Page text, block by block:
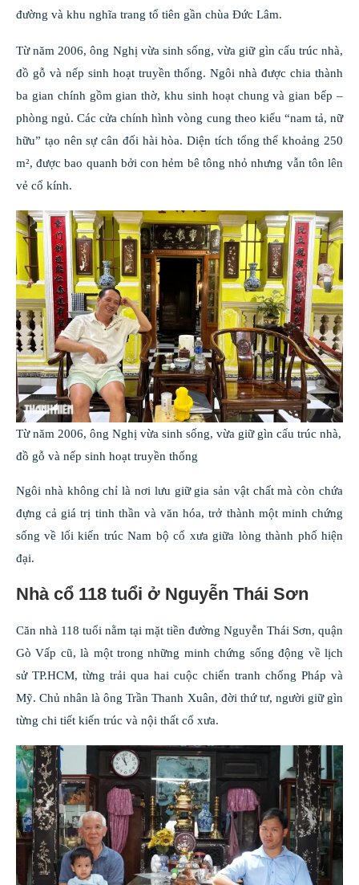
đường và khu nghĩa trang tổ tiên gần chùa Đức Lâm.
Từ năm 2006, ông Nghị vừa sinh sống, vừa giữ gìn cấu trúc nhà,
đồ gỗ và nếp sinh hoạt truyền thống. Ngôi nhà được chia thành
ba gian chính gồm gian thờ, khu sinh hoạt chung và gian bếp –
phòng ngủ. Các cửa chính hình vòng cung theo kiểu “nam tả, nữ
hữu” tạo nên sự cân đối hài hòa. Diện tích tổng thể khoảng 250
m², được bao quanh bởi con hẻm bê tông nhỏ nhưng vẫn tôn lên
vẻ cổ kính.
Từ năm 2006, ông Nghị vừa sinh sống, vừa giữ gìn cấu trúc nhà,
đồ gỗ và nếp sinh hoạt truyền thống
Ngôi nhà không chỉ là nơi lưu giữ gia sản vật chất mà còn chứa
đựng cả giá trị tinh thần và văn hóa, trở thành một minh chứng
sống về lối kiến trúc Nam bộ cổ xưa giữa lòng thành phố hiện
đại.
Nhà cổ 118 tuổi ở Nguyễn Thái Sơn
Căn nhà 118 tuổi nằm tại mặt tiền đường Nguyễn Thái Sơn, quận
Gò Vấp cũ, là một trong những minh chứng sống động về lịch
sử TP.HCM, từng trải qua hai cuộc chiến tranh chống Pháp và
Mỹ. Chủ nhân là ông Trần Thanh Xuân, đời thứ tư, người giữ gìn
từng chi tiết kiến trúc và nội thất cổ xưa.